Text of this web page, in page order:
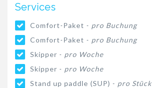
Services
Comfort-Paket - pro Buchung
Comfort-Paket - pro Buchung
Skipper - pro Woche
Skipper - pro Woche
Stand up paddle (SUP) - pro Stück